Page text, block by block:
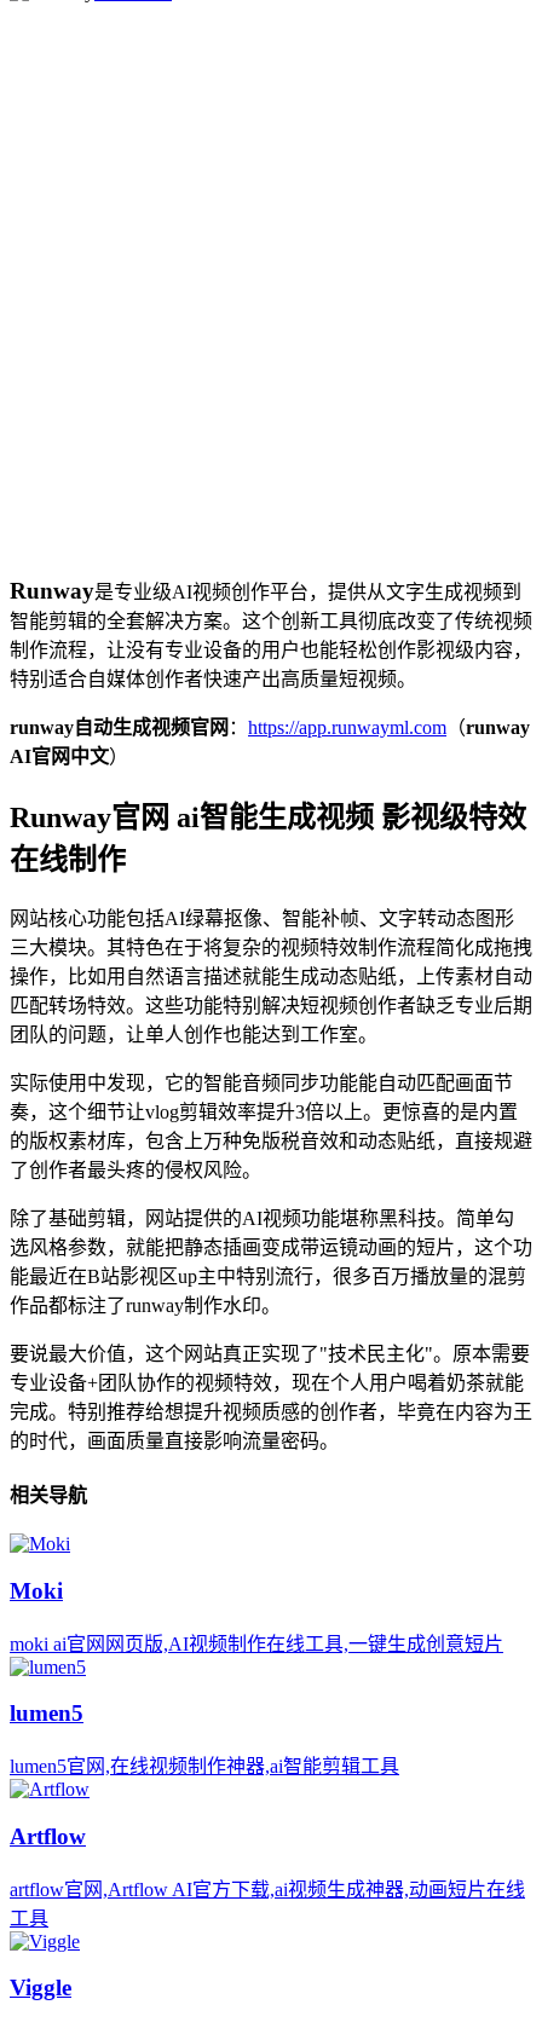
Runway是专业级AI视频创作平台，提供从文字生成视频到
智能剪辑的全套解决方案。这个创新工具彻底改变了传统视频
制作流程，让没有专业设备的用户也能轻松创作影视级内容，
特别适合自媒体创作者快速产出高质量短视频。
runway自动生成视频官网 ： https://app.runwayml.com （runway
AI官网中文）
Runway官网 ai智能生成视频 影视级特效
在线制作
网站核心功能包括AI绿幕抠像、智能补帧、文字转动态图形
三大模块。其特色在于将复杂的视频特效制作流程简化成拖拽
操作，比如用自然语言描述就能生成动态贴纸，上传素材自动
匹配转场特效。这些功能特别解决短视频创作者缺乏专业后期
团队的问题，让单人创作也能达到工作室。
实际使用中发现，它的智能音频同步功能能自动匹配画面节
奏，这个细节让vlog剪辑效率提升3倍以上。更惊喜的是内置
的版权素材库，包含上万种免版税音效和动态贴纸，直接规避
了创作者最头疼的侵权风险。
除了基础剪辑，网站提供的AI视频功能堪称黑科技。简单勾
选风格参数，就能把静态插画变成带运镜动画的短片，这个功
能最近在B站影视区up主中特别流行，很多百万播放量的混剪
作品都标注了runway制作水印。
要说最大价值，这个网站真正实现了"技术民主化"。原本需要
专业设备+团队协作的视频特效，现在个人用户喝着奶茶就能
完成。特别推荐给想提升视频质感的创作者，毕竟在内容为王
的时代，画面质量直接影响流量密码。
相关导航
Moki
moki ai官网网页版,AI视频制作在线工具,一键生成创意短片
lumen5
lumen5官网,在线视频制作神器,ai智能剪辑工具
Artflow
artflow官网,Artflow AI官方下载,ai视频生成神器,动画短片在线
工具
Viggle